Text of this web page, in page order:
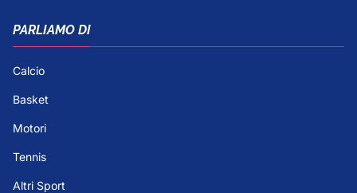
PARLIAMO DI
Calcio
Basket
Motori
Tennis
Altri Sport